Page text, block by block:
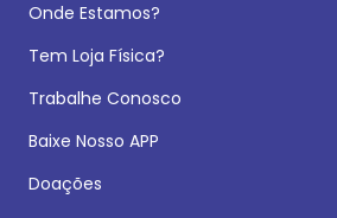
Onde Estamos?
Tem Loja Física?
Trabalhe Conosco
Baixe Nosso APP
Doações